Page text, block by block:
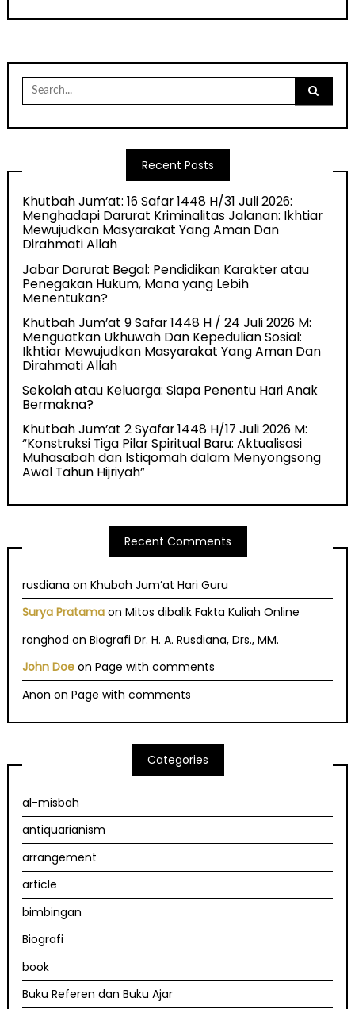
Search
for:
Recent Posts
Khutbah Jum’at: 16 Safar 1448 H/31 Juli 2026:
Menghadapi Darurat Kriminalitas Jalanan: Ikhtiar
Mewujudkan Masyarakat Yang Aman Dan
Dirahmati Allah
Jabar Darurat Begal: Pendidikan Karakter atau
Penegakan Hukum, Mana yang Lebih
Menentukan?
Khutbah Jum’at 9 Safar 1448 H / 24 Juli 2026 M:
Menguatkan Ukhuwah Dan Kepedulian Sosial:
Ikhtiar Mewujudkan Masyarakat Yang Aman Dan
Dirahmati Allah
Sekolah atau Keluarga: Siapa Penentu Hari Anak
Bermakna?
Khutbah Jum’at 2 Syafar 1448 H/17 Juli 2026 M:
“Konstruksi Tiga Pilar Spiritual Baru: Aktualisasi
Muhasabah dan Istiqomah dalam Menyongsong
Awal Tahun Hijriyah”
Recent Comments
rusdiana onKhubah Jum’at Hari Guru
Surya Pratama onMitos dibalik Fakta Kuliah Online
ronghod onBiografi Dr. H. A. Rusdiana, Drs., MM.
John Doe onPage with comments
Anon onPage with comments
Categories
al-misbah
antiquarianism
arrangement
article
bimbingan
Biografi
book
Buku Referen dan Buku Ajar